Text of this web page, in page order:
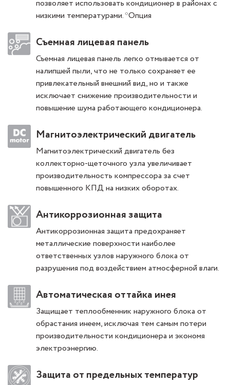
позволяет использовать кондиционер в районах с
низкими температурами. *Опция
Съемная лицевая панель
Съемная лицевая панель легко отмывается от
налипшей пыли, что не только сохраняет ее
привлекательный внешний вид, но и также
исключает снижение производительности и
повышение шума работающего кондиционера.
Магнитоэлектрический двигатель
Магнитоэлектрический двигатель без
коллекторно-щеточного узла увеличивает
производительность компрессора за счет
повышенного КПД на низких оборотах.
Антикоррозионная защита
Антикоррозионная защита предохраняет
металлические поверхности наиболее
ответственных узлов наружного блока от
разрушения под воздействием атмосферной влаги.
Автоматическая оттайка инея
Защищает теплообменник наружного блока от
обрастания инеем, исключая тем самым потери
производительности кондиционера и экономя
электроэнергию.
Защита от предельных температур